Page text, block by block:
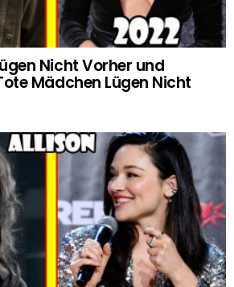
Nicht Vorher und
Mädchen Lügen Nicht